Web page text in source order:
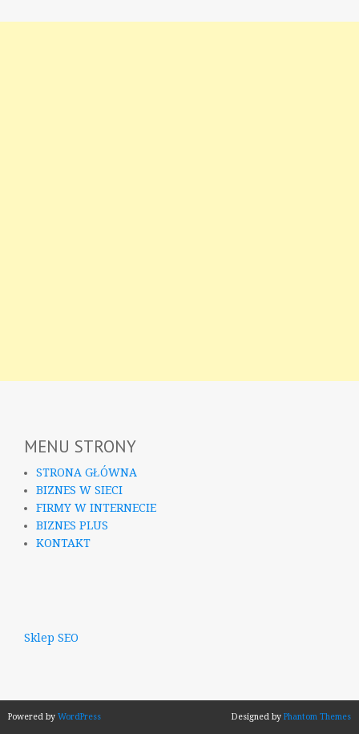
MENU STRONY
STRONA GŁÓWNA
BIZNES W SIECI
FIRMY W INTERNECIE
BIZNES PLUS
KONTAKT
Sklep SEO
Powered by WordPress Designed by Phantom Themes